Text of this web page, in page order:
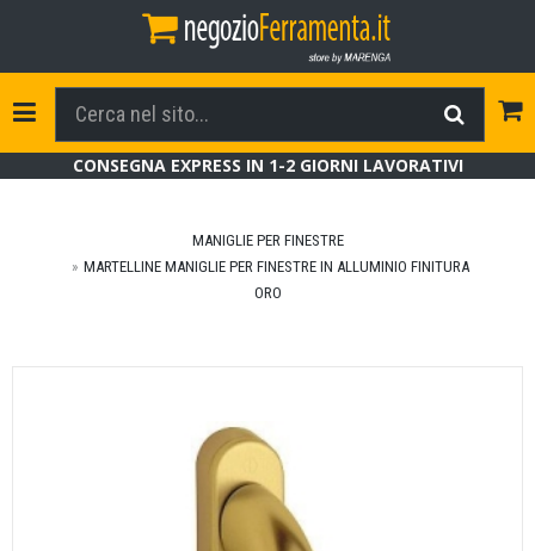
Toggle Navigation
CONSEGNA EXPRESS IN 1-2 GIORNI LAVORATIVI
MANIGLIE PER FINESTRE
MARTELLINE MANIGLIE PER FINESTRE IN ALLUMINIO FINITURA
ORO